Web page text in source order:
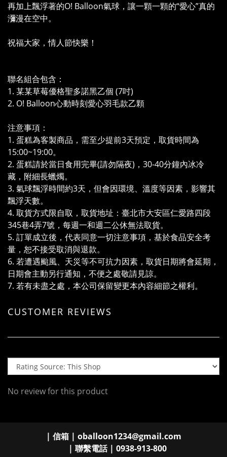
再加上飄浮著的O! Balloon氣球，讓一顆一顆的“愛心”真的
瀰漫在空中。
祝福大家，情人節快樂！
聯名組合包含：
1. 某某草莓優格聖多諾黑乙個 (7吋)
2. O! Balloon心動時刻愛心羽毛款乙顆
注意事項：
1. 蛋糕為客製商品，需至少提前3天預定，取貨時間為
15:00~19:00。
2. 蛋糕請於當日食用完畢(請勿隔夜)，30-40分鐘內冰冷
藏，附細長蠟燭。
3. 氣球飄浮時間約3天，但會因環境、溫度等因素，影響其
飄浮天數。
4. 取貨方式限自取，取貨地址：臺北市大安區仁愛路四段
345巷4弄7號，每週一和週二公休無法取貨。
5. 訂單成立後，代表同意一切注意事項，基於食品安全考
量，恕不接受取消與退款。
6. 若遭遇颱風、天災等不可抗力因素，取貨日期將會延期，
日期會主動另行通知，不便之處敬請見諒。
7. 若有未盡之處，本公司保留變更本內容細節之權利。
CUSTOMER REVIEWS
No review for this product
| 信箱 | oballoon1234@gmail.com
| 聯繫電話 | 0938-913-800